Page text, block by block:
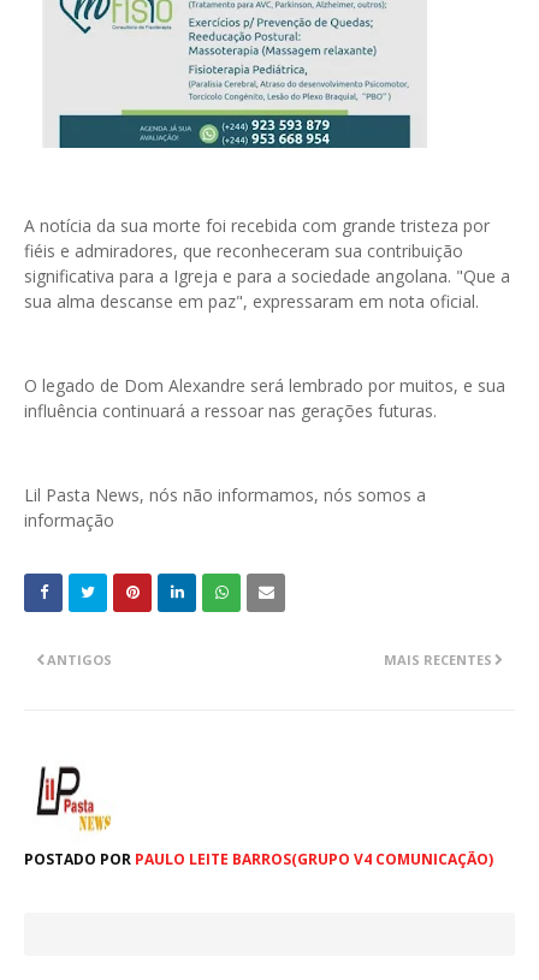
A notícia da sua morte foi recebida com grande tristeza por
fiéis e admiradores, que reconheceram sua contribuição
significativa para a Igreja e para a sociedade angolana. "Que a
sua alma descanse em paz", expressaram em nota oficial.
O legado de Dom Alexandre será lembrado por muitos, e sua
influência continuará a ressoar nas gerações futuras.
Lil Pasta News, nós não informamos, nós somos a
informação
MAIS RECENTES
ANTIGOS
POSTADO POR PAULO LEITE BARROS(GRUPO V4 COMUNICAÇÃO)